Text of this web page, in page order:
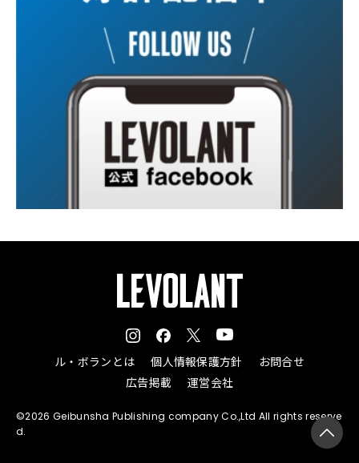
ル・ボランとは 個人情報保護方針
お問合せ
広告掲載
運営会社
©2026 Geibunsha Publishing company Co.,Ltd All rights reserve
d.